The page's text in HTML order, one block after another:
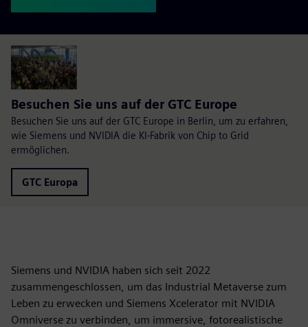
Besuchen Sie uns auf der GTC Europe
Besuchen Sie uns auf der GTC Europe in Berlin, um zu erfahren,
wie Siemens und NVIDIA die KI-Fabrik von Chip to Grid
ermöglichen.
GTC Europa
Siemens und NVIDIA haben sich seit 2022
zusammengeschlossen, um das Industrial Metaverse zum
Leben zu erwecken und Siemens Xcelerator mit NVIDIA
Omniverse zu verbinden, um immersive, fotorealistische